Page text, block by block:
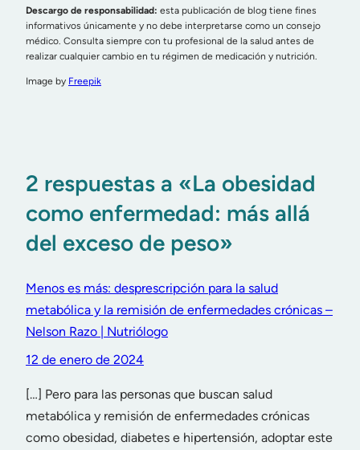
Descargo de responsabilidad: esta publicación de blog tiene fines
informativos únicamente y no debe interpretarse como un consejo
médico. Consulta siempre con tu profesional de la salud antes de
realizar cualquier cambio en tu régimen de medicación y nutrición.
Image by Freepik
2 respuestas a «La obesidad
como enfermedad: más allá
del exceso de peso»
Menos es más: desprescripción para la salud
metabólica y la remisión de enfermedades crónicas –
Nelson Razo | Nutriólogo
12 de enero de 2024
[…] Pero para las personas que buscan salud
metabólica y remisión de enfermedades crónicas
como obesidad, diabetes e hipertensión, adoptar este